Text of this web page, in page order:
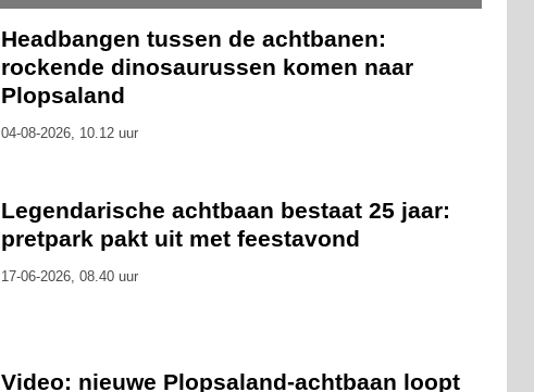
Headbangen tussen de achtbanen:
rockende dinosaurussen komen naar
Plopsaland
04-08-2026, 10.12 uur
Legendarische achtbaan bestaat 25 jaar:
pretpark pakt uit met feestavond
17-06-2026, 08.40 uur
Video: nieuwe Plopsaland-achtbaan loopt